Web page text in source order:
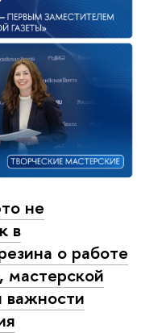
не
в
о работе
мастерской
важности